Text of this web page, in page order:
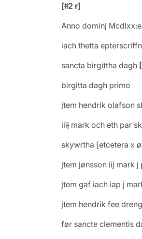
[ǂǂ2 r]
Anno dominj Mcdlxx:e
iach thetta
sancta birgittha dagh
birgitta dagh primo
jtem hendrik olafson
iiiɉ mark och eth par
skywrtha [etcetera x
jtem jønsson iij mark j
jtem gaf iach iap j
jtem hendrik fee
før sancte clementis